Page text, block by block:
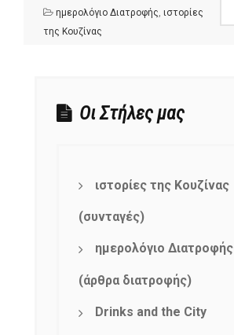
ημερολόγιο Διατροφής ιστορίες
της Κουζίνας
Οι Στήλες μας
ιστορίες της Κουζίνας
(συνταγές)
ημερολόγιο Διατροφής
(άρθρα διατροφής)
Drinks and the City